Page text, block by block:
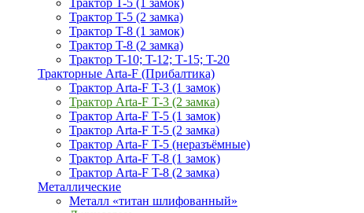
Трактор T-5 (1 замок)
Трактор T-5 (2 замка)
Трактор T-8 (1 замок)
Трактор T-8 (2 замка)
Трактор T-10; T-12; Т-15; T-20
Тракторные Arta-F (Прибалтика)
Трактор Arta-F T-3 (1 замок)
Трактор Arta-F T-3 (2 замка)
Трактор Arta-F T-5 (1 замок)
Трактор Arta-F T-5 (2 замка)
Трактор Arta-F T-5 (неразъёмные)
Трактор Arta-F T-8 (1 замок)
Трактор Arta-F T-8 (2 замка)
Металлические
Металл «титан шлифованный»